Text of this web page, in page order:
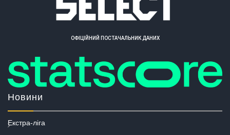
ОФІЦІЙНИЙ ПОСТАЧАЛЬНИК ДАНИХ
Новини
Екстра-ліга